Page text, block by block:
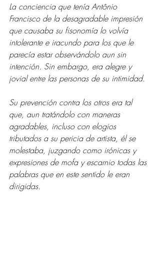
La conciencia que tenía Antônio
Francisco de la desagradable impresión
que causaba su fisonomía lo volvía
intolerante e iracundo para los que le
parecía estar observándolo aun sin
intención. Sin embargo, era alegre y
jovial entre las personas de su intimidad.
Su prevención contra los otros era tal
que, aun tratándolo con maneras
agradables, incluso con elogios
tributados a su pericia de artista, él se
molestaba, juzgando como irónicas y
expresiones de mofa y escarnio todas las
palabras que en este sentido le eran
dirigidas.